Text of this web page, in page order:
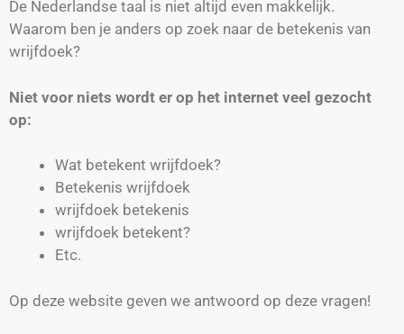
De Nederlandse taal is niet altijd even makkelijk.
Waarom ben je anders op zoek naar de betekenis van
wrijfdoek?
Niet voor niets wordt er op het internet veel gezocht
op:
Wat betekent wrijfdoek?
Betekenis wrijfdoek
wrijfdoek betekenis
wrijfdoek betekent?
Etc.
Op deze website geven we antwoord op deze vragen!